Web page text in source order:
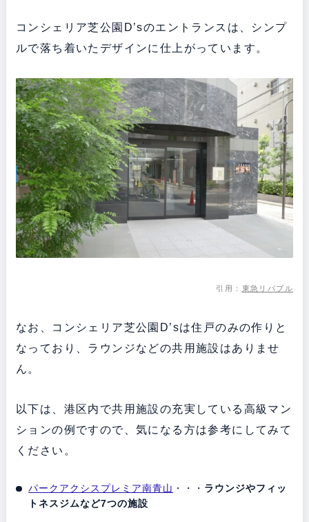
コンシェリア芝公園D’sのエントランスは、シンプ
ルで落ち着いたデザインに仕上がっています。
引用： 東急リバブル
なお、コンシェリア芝公園D’sは住戸のみの作りと
なっており、ラウンジなどの共用施設はありませ
ん。
以下は、港区内で共用施設の充実している高級マン
ションの例ですので、気になる方は参考にしてみて
ください。
パークアクシスプレミア南青山 ・・・ ラウンジやフィッ
トネスジムなど7つの施設